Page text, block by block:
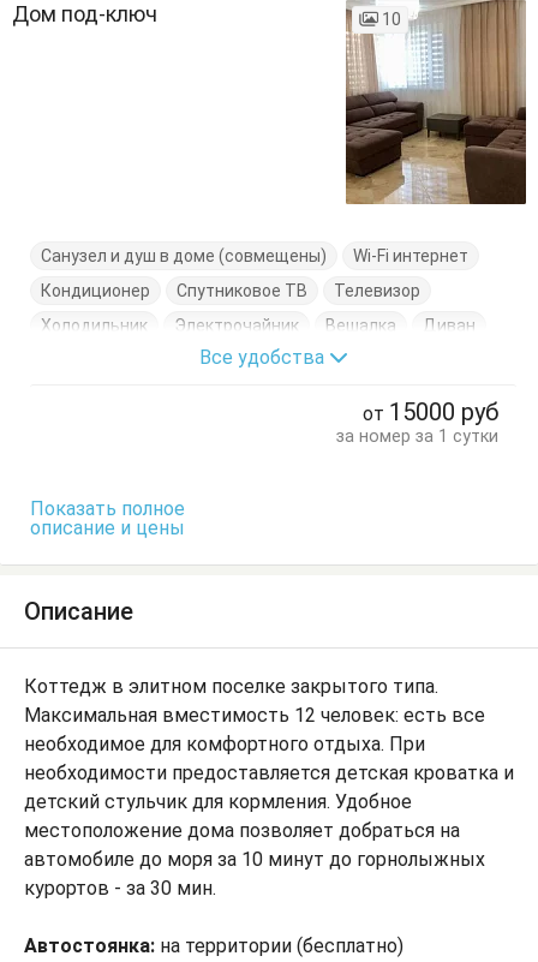
Дом под-ключ 10
Санузел и душ в доме (совмещены)
Wi-Fi интернет
Кондиционер
Спутниковое ТВ
Телевизор
Холодильник
Электрочайник Вешалка
Диван
Кровати двуспальные
Все удобства
от 15000 руб
за номер за 1 сутки
Показать полное
описание и цены
Описание
Коттедж в элитном поселке закрытого типа.
Максимальная вместимость 12 человек: есть все
необходимое для комфортного отдыха. При
необходимости предоставляется детская кроватка и
детский стульчик для кормления. Удобное
местоположение дома позволяет добраться на
автомобиле до моря за 10 минут до горнолыжных
курортов - за 30 мин.
Автостоянка: на территории (бесплатно)